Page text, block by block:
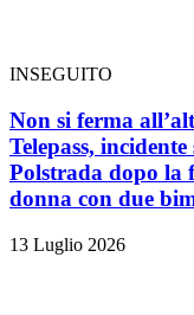
INSEGUITO
Non si ferma
Telepass,
Polstrada dopo la
donna con due
13 Luglio 2026